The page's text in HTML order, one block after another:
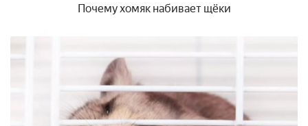
Почему хомяк набивает щёки